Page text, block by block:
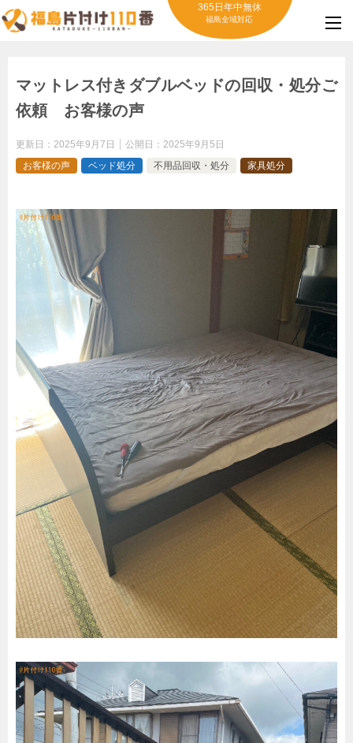
365日年中無休
福島全域対応
マットレス付きダブルベッドの回収・処分ご
依頼 お客様の声
更新日： 2025年9月7日 公開日： 2025年9月5日
お客様の声
ベッド処分 不用品回収・処分 家具処分